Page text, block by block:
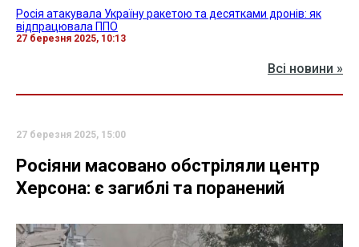
Росія атакувала Україну ракетою та десятками дронів: як
відпрацювала ППО
27 березня 2025, 10:13
Всі новини »
27 березня 2025, 15:00
Росіяни масовано обстріляли центр
Херсона: є загиблі та поранений